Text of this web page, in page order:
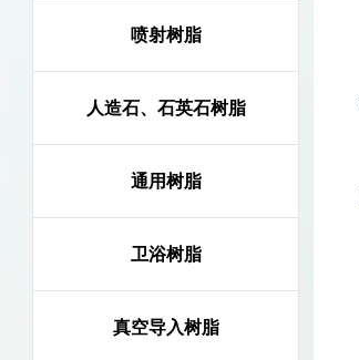
喷射树脂
人造石、石英石树脂
通用树脂
卫浴树脂
真空导入树脂